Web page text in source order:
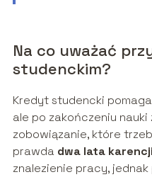
Na co uważać
studenckim?
Kredyt studencki
ale po zakończeniu nauki
zobowiązanie, które
prawda dwa lata karencji
znalezienie pracy,